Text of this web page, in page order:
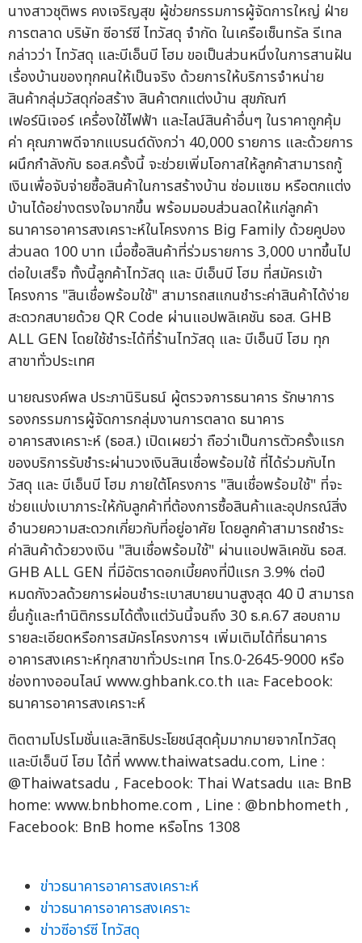
นางสาวชุติพร คงเจริญสุข ผู้ช่วยกรรมการผู้จัดการใหญ่ ฝ่าย
การตลาด บริษัท ซีอาร์ซี ไทวัสดุ จำกัด ในเครือเซ็นทรัล รีเทล
กล่าวว่า ไทวัสดุ และบีเอ็นบี โฮม ขอเป็นส่วนหนึ่งในการสานฝัน
เรื่องบ้านของทุกคนให้เป็นจริง ด้วยการให้บริการจำหน่าย
สินค้ากลุ่มวัสดุก่อสร้าง สินค้าตกแต่งบ้าน สุขภัณฑ์
เฟอร์นิเจอร์ เครื่องใช้ไฟฟ้า และไลน์สินค้าอื่นๆ ในราคาถูกคุ้ม
ค่า คุณภาพดีจากแบรนด์ดังกว่า 40,000 รายการ และด้วยการ
ผนึกกำลังกับ ธอส.ครั้งนี้ จะช่วยเพิ่มโอกาสให้ลูกค้าสามารถกู้
เงินเพื่อจับจ่ายซื้อสินค้าในการสร้างบ้าน ซ่อมแซม หรือตกแต่ง
บ้านได้อย่างตรงใจมากขึ้น พร้อมมอบส่วนลดให้แก่ลูกค้า
ธนาคารอาคารสงเคราะห์ในโครงการ Big Family ด้วยคูปอง
ส่วนลด 100 บาท เมื่อซื้อสินค้าที่ร่วมรายการ 3,000 บาทขึ้นไป
ต่อใบเสร็จ ทั้งนี้ลูกค้าไทวัสดุ และ บีเอ็นบี โฮม ที่สมัครเข้า
โครงการ "สินเชื่อพร้อมใช้" สามารถสแกนชำระค่าสินค้าได้ง่าย
สะดวกสบายด้วย QR Code ผ่านแอปพลิเคชัน ธอส. GHB
ALL GEN โดยใช้ชำระได้ที่ร้านไทวัสดุ และ บีเอ็นบี โฮม ทุก
สาขาทั่วประเทศ
นายณรงค์พล ประภานิรินธน์ ผู้ตรวจการธนาคาร รักษาการ
รองกรรมการผู้จัดการกลุ่มงานการตลาด ธนาคาร
อาคารสงเคราะห์ (ธอส.) เปิดเผยว่า ถือว่าเป็นการตัวครั้งแรก
ของบริการรับชำระผ่านวงเงินสินเชื่อพร้อมใช้ ที่ได้ร่วมกับไท
วัสดุ และ บีเอ็นบี โฮม ภายใต้โครงการ "สินเชื่อพร้อมใช้" ที่จะ
ช่วยแบ่งเบาภาระให้กับลูกค้าที่ต้องการซื้อสินค้าและอุปกรณ์สิ่ง
อำนวยความสะดวกเกี่ยวกับที่อยู่อาศัย โดยลูกค้าสามารถชำระ
ค่าสินค้าด้วยวงเงิน "สินเชื่อพร้อมใช้" ผ่านแอปพลิเคชัน ธอส.
GHB ALL GEN ที่มีอัตราดอกเบี้ยคงที่ปีแรก 3.9% ต่อปี
หมดกังวลด้วยการผ่อนชำระเบาสบายนานสูงสุด 40 ปี สามารถ
ยื่นกู้และทำนิติกรรมได้ตั้งแต่วันนี้จนถึง 30 ธ.ค.67 สอบถาม
รายละเอียดหรือการสมัครโครงการฯ เพิ่มเติมได้ที่ธนาคาร
อาคารสงเคราะห์ทุกสาขาทั่วประเทศ โทร.0-2645-9000 หรือ
ช่องทางออนไลน์ www.ghbank.co.th และ Facebook:
ธนาคารอาคารสงเคราะห์
ติดตามโปรโมชั่นและสิทธิประโยชน์สุดคุ้มมากมายจากไทวัสดุ
และบีเอ็นบี โฮม ได้ที่ www.thaiwatsadu.com, Line :
@Thaiwatsadu , Facebook: Thai Watsadu และ BnB
home: www.bnbhome.com , Line : @bnbhometh ,
Facebook: BnB home หรือโทร 1308
ข่าวธนาคารอาคารสงเคราะห์
ข่าวธนาคารอาคารสงเคราะ
ข่าวซีอาร์ซี ไทวัสดุ